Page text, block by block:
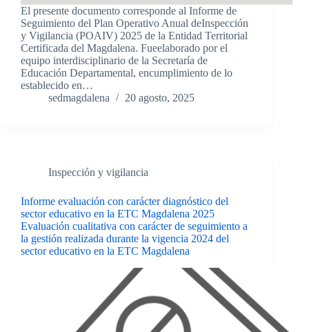
El presente documento corresponde al Informe de
Seguimiento del Plan Operativo Anual deInspección
y Vigilancia (POAIV) 2025 de la Entidad Territorial
Certificada del Magdalena. Fueelaborado por el
equipo interdisciplinario de la Secretaría de
Educación Departamental, encumplimiento de lo
establecido en…
sedmagdalena
20 agosto, 2025
Inspección y vigilancia
Informe evaluación con carácter diagnóstico del
sector educativo en la ETC Magdalena 2025
Evaluación cualitativa con carácter de seguimiento a
la gestión realizada durante la vigencia 2024 del
sector educativo en la ETC Magdalena